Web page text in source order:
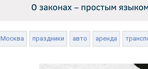
Москва праздники авто аренда